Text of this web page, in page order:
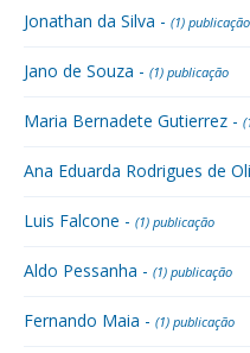
Jonathan da Silva - (1) publicação
Jano de Souza - (1) publicação
Maria Bernadete Gutierrez -
Ana Eduarda Rodrigues de
Luis Falcone - (1) publicação
Aldo Pessanha - (1) publicação
Fernando Maia - (1) publicação